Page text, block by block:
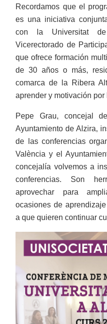
Recordamos que el
es una iniciativa
con la Universitat
Vicerectorado de
que ofrece formación
de 30 años o más,
comarca de la Ribera
aprender y motivación por
Pepe Grau, concejal
Ayuntamiento de Alzira,
de las conferencias
València y el
concejalía volvemos a
conferencias. Son
aprovechar para
ocasiones de
a que quieren continuar